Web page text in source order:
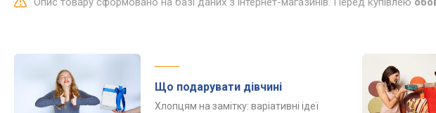
Що подарувати дівчині
Хлопцям на замітку: варіативні ідеї